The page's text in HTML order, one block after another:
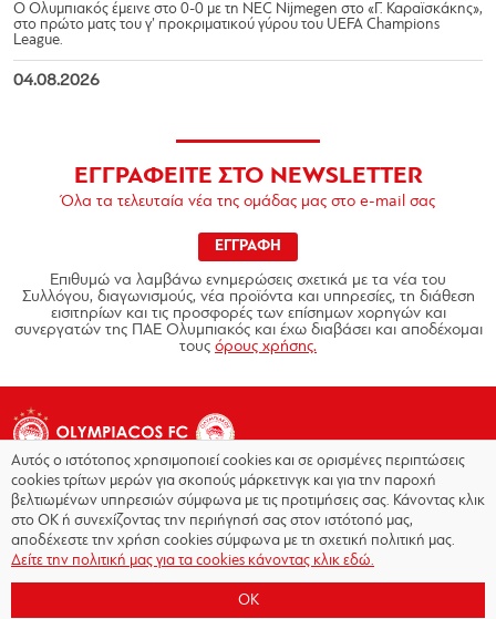
Ο Ολυμπιακός έμεινε στο 0-0 με τη NEC Nijmegen στο «Γ. Καραϊσκάκης»,
στο πρώτο ματς του γ’ προκριματικού γύρου του UEFA Champions
League.
04.08.2026
ΕΓΓΡΑΦΕΙΤΕ ΣΤΟ NEWSLETTER
Όλα τα τελευταία νέα της ομάδας μας στο e-mail σας
ΕΓΓΡΑΦΗ
Επιθυμώ να λαμβάνω ενημερώσεις σχετικά με τα νέα του
Συλλόγου, διαγωνισμούς, νέα προϊόντα και υπηρεσίες, τη διάθεση
εισιτηρίων και τις προσφορές των επίσημων χορηγών και
συνεργατών της ΠΑΕ Ολυμπιακός και έχω διαβάσει και αποδέχομαι
τους όρους χρήσης.
Copyright © 2026 - Olympiacos.org
Όροι χρήσης|Πολιτική Απορρήτου|Πολιτική
Αυτός ο ιστότοπος χρησιμοποιεί cookies και σε ορισμένες περιπτώσεις
cookies τρίτων μερών για σκοπούς μάρκετινγκ και για την παροχή
βελτιωμένων υπηρεσιών σύμφωνα με τις προτιμήσεις σας. Κάνοντας κλικ
στο OK ή συνεχίζοντας την περιήγησή σας στον ιστότοπό μας,
αποδέχεστε την χρήση cookies σύμφωνα με τη σχετική πολιτική μας.
Δείτε την πολιτική μας για τα cookies κάνοντας κλικ εδώ.
OK